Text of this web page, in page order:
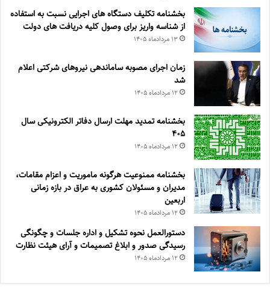
بخشنامه تکلیف دستگاه های اجرایی نسبت به استفاده
از شناسه واریز برای وصول کلیه دریافت های دولت
۱۳ مرداد‌ماه ۱۴۰۵
زمان اجرای مصوبه ساماندهی نیروهای شرکتی اعلام
شد
۱۲ مرداد‌ماه ۱۴۰۵
بخشنامه تمدید مهلت ارسال دفاتر الکترونیکی سال
۴۰۵
۱۲ مرداد‌ماه ۱۴۰۵
بخشنامه ممنوعیت هرگونه ماموریت و اعزام مقامات،
مدیران و مسئولان کشوری به عراق در بازه زمانی
اربعین
۱۲ مرداد‌ماه ۱۴۰۵
دستورالعمل نحوه تشکیل و اداره جلسات و چگونگی
رسیدگی صدور و ‏ابلاغ تصمیمات و‎ ‎آرای هیئت نظارت
۱۲ مرداد‌ماه ۱۴۰۵